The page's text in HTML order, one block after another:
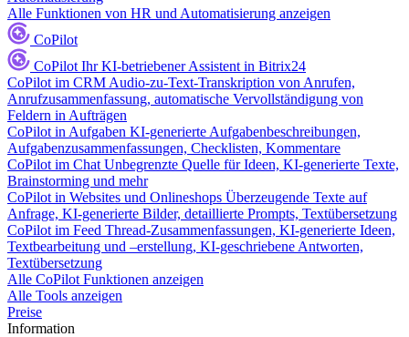
Alle Funktionen von HR und Automatisierung anzeigen
CoPilot
CoPilot Ihr KI-betriebener Assistent in Bitrix24
CoPilot im CRM Audio-zu-Text-Transkription von Anrufen,
Anrufzusammenfassung, automatische Vervollständigung von
Feldern in Aufträgen
CoPilot in Aufgaben KI-generierte Aufgabenbeschreibungen,
Aufgabenzusammenfassungen, Checklisten, Kommentare
CoPilot im Chat Unbegrenzte Quelle für Ideen, KI-generierte Texte,
Brainstorming und mehr
CoPilot in Websites und Onlineshops Überzeugende Texte auf
Anfrage, KI-generierte Bilder, detaillierte Prompts, Textübersetzung
CoPilot im Feed Thread-Zusammenfassungen, KI-generierte Ideen,
Textbearbeitung und –erstellung, KI-geschriebene Antworten,
Textübersetzung
Alle CoPilot Funktionen anzeigen
Alle Tools anzeigen
Preise
Information